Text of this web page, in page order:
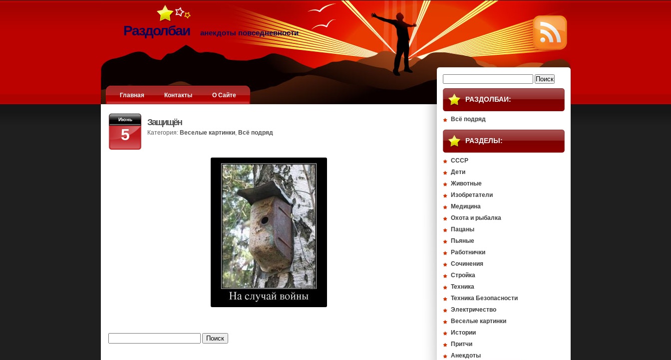
Раздолбаи анекдоты повседневности
Главная Контакты О Сайте
Июнь
5
Защищён
Категория: Веселые картинки, Всё подряд
РАЗДОЛБАИ:
Всё подряд
РАЗДЕЛЫ:
СССР
Дети
Животные
Изобретатели
Медицина
Охота и рыбалка
Пацаны
Пьяные
Работнички
Сочинения
Стройка
Техника
Техника Безопасности
Электричество
Веселые картинки
Истории
Притчи
Анекдоты